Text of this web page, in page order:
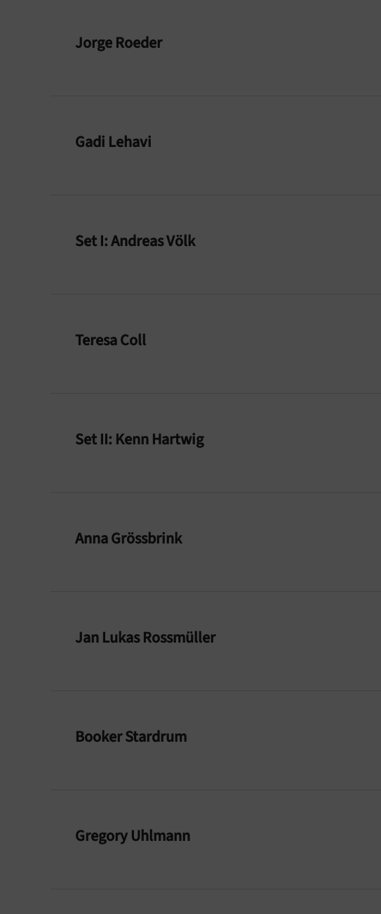
Jorge Roeder
Gadi Lehavi
Set I: Andreas Völk
Teresa Coll
Set II: Kenn Hartwig
Anna Grössbrink
Jan Lukas Rossmüller
Booker Stardrum
Gregory Uhlmann